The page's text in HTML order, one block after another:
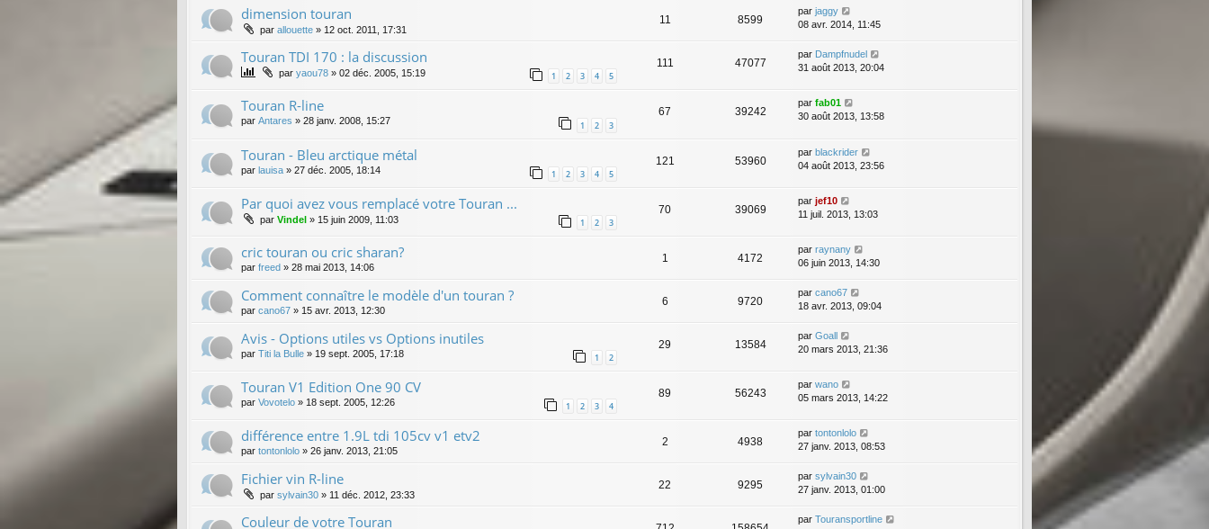
dimension touran
par allouette » 12 oct. 2011, 17:31
11 8599
par jaggy
08 avr. 2014, 11:45
Touran TDI 170 : la discussion
par yaou78 » 02 déc. 2005, 15:19 1 2 3 4 5
111 47077
par Dampfnudel
31 août 2013, 20:04
Touran R-line
par Antares » 28 janv. 2008, 15:27 1 2 3
67 39242
par fab01
30 août 2013, 13:58
Touran - Bleu arctique métal
par lauisa » 27 déc. 2005, 18:14 1 2 3 4 5
121 53960
par blackrider
04 août 2013, 23:56
Par quoi avez vous remplacé votre Touran ...
par Vindel » 15 juin 2009, 11:03 1 2 3
70 39069
par jef10
11 juil. 2013, 13:03
cric touran ou cric sharan?
par freed » 28 mai 2013, 14:06
1 4172
par raynany
06 juin 2013, 14:30
Comment connaître le modèle d'un touran ?
par cano67 » 15 avr. 2013, 12:30
6 9720
par cano67
18 avr. 2013, 09:04
Avis - Options utiles vs Options inutiles
par Titi la Bulle » 19 sept. 2005, 17:18 1 2
29 13584
par Goall
20 mars 2013, 21:36
Touran V1 Edition One 90 CV
par Vovotelo » 18 sept. 2005, 12:26 1 2 3 4
89 56243
par wano
05 mars 2013, 14:22
différence entre 1.9L tdi 105cv v1 etv2
par tontonlolo » 26 janv. 2013, 21:05
2 4938
par tontonlolo
27 janv. 2013, 08:53
Fichier vin R-line
par sylvain30 » 11 déc. 2012, 23:33
22 9295
par sylvain30
27 janv. 2013, 01:00
Couleur de votre Touran par Touransportline